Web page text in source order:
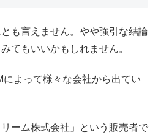
も言えません。やや強引な結論
てもいいかもしれません。
よって様々な会社から出てい
ーム株式会社」という販売者で